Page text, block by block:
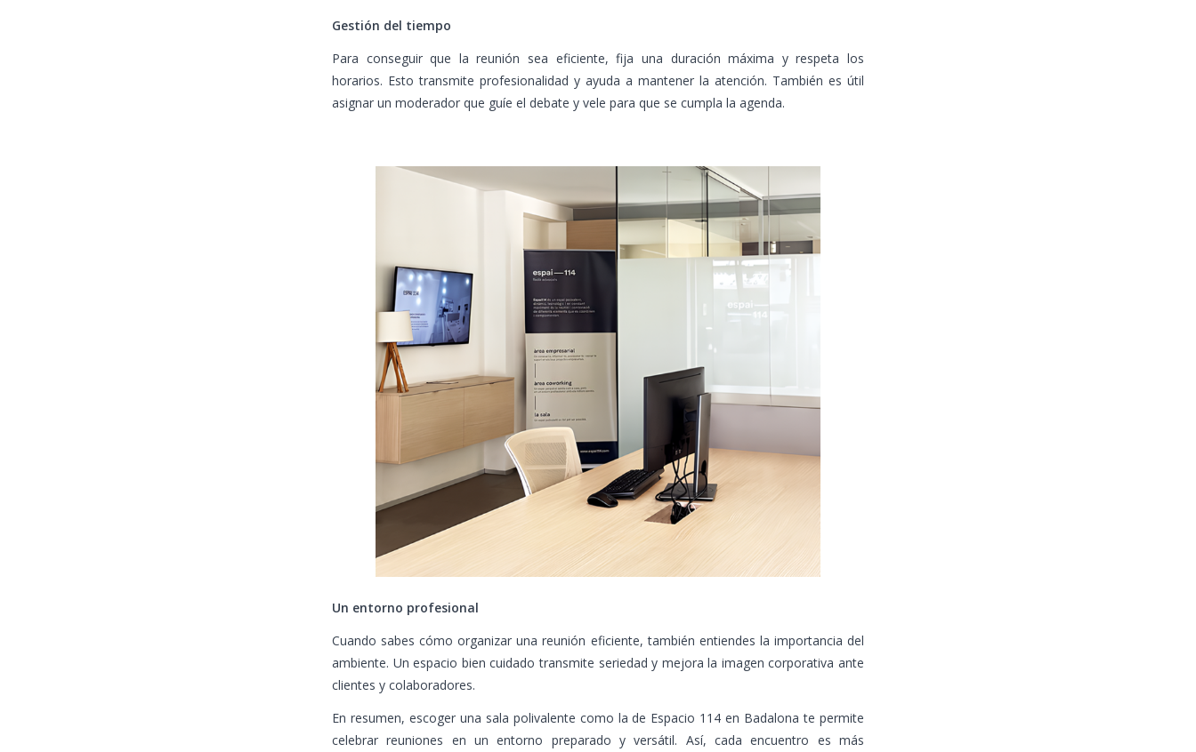
Gestión del tiempo
Para conseguir que la reunión sea eficiente, fija una duración máxima y respeta los
horarios. Esto transmite profesionalidad y ayuda a mantener la atención. También es útil
asignar un moderador que guíe el debate y vele para que se cumpla la agenda.
Un entorno profesional
Cuando sabes cómo organizar una reunión eficiente, también entiendes la importancia del
ambiente. Un espacio bien cuidado transmite seriedad y mejora la imagen corporativa ante
clientes y colaboradores.
En resumen, escoger una sala polivalente como la de Espacio 114 en Badalona te permite
celebrar reuniones en un entorno preparado y versátil. Así, cada encuentro es más